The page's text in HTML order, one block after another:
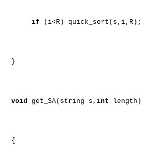
if (i<R) quick_sort(s,i,R);
}
void get_SA(string s, int length)
{